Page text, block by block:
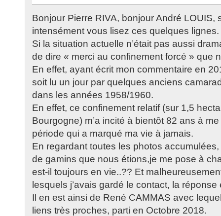
Bonjour Pierre RIVA, bonjour André LOUIS,
intensément vous lisez ces quelques lignes.
Si la situation actuelle n’était pas aussi
de dire « merci au confinement forcé » que
En effet, ayant écrit mon commentaire en
soit lu un jour par quelques anciens
dans les années 1958/1960.
En effet, ce confinement relatif (sur 1,5
Bourgogne) m’a incité à bientôt 82 ans à
période qui a marqué ma vie à jamais.
En regardant toutes les photos
de gamins que nous étions,je me pose à
est-il toujours en vie..?? Et
lesquels j’avais gardé le contact, la
Il en est ainsi de René CAMMAS avec
liens très proches, parti en Octobre 2018.